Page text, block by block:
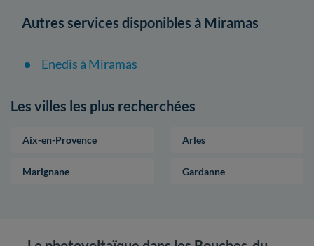
Autres services disponibles à Miramas
Enedis à Miramas
Les villes les plus recherchées
Aix-en-Provence Arles
Marignane Gardanne